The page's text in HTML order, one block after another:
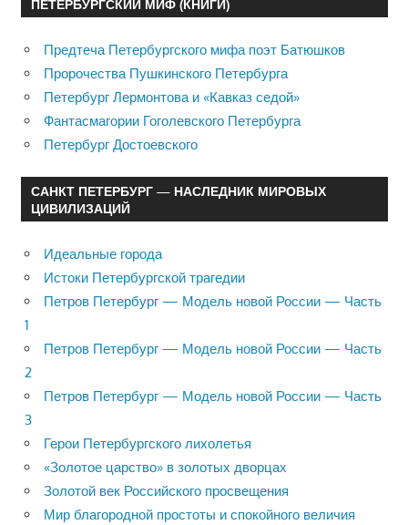
ПЕТЕРБУРГСКИЙ МИФ (КНИГИ)
Предтеча Петербургского мифа поэт Батюшков
Пророчества Пушкинского Петербурга
Петербург Лермонтова и «Кавказ седой»
Фантасмагории Гоголевского Петербурга
Петербург Достоевского
САНКТ ПЕТЕРБУРГ — НАСЛЕДНИК МИРОВЫХ
ЦИВИЛИЗАЦИЙ
Идеальные города
Истоки Петербургской трагедии
Петров Петербург — Модель новой России — Часть
1
Петров Петербург — Модель новой России — Часть
2
Петров Петербург — Модель новой России — Часть
3
Герои Петербургского лихолетья
«Золотое царство» в золотых дворцах
Золотой век Российского просвещения
Мир благородной простоты и спокойного величия